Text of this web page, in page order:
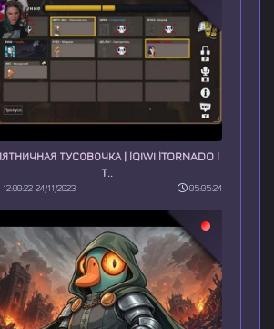
ТУСОВОЧКА | !QIWI !TORNADO !
Т..
12:00:22 24/11/2023 05:05:24